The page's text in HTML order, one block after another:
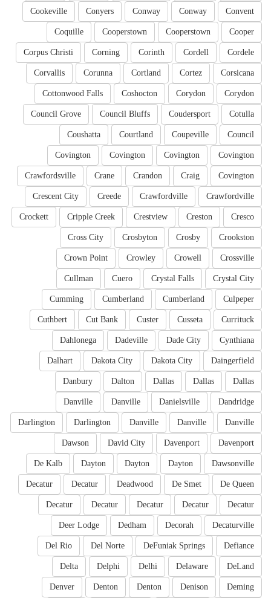
Convent
Conway
Conway
Conyers
Cookeville
Cooper
Cooperstown
Cooperstown
Coquille
Cordele
Cordell
Corinth
Corning
Corpus Christi
Corsicana
Cortez
Cortland
Corunna
Corvallis
Corydon
Corydon
Coshocton
Cottonwood Falls
Cotulla
Coudersport
Council Bluffs
Council Grove
Council
Coupeville
Courtland
Coushatta
Covington
Covington
Covington
Covington
Covington
Craig
Crandon
Crane
Crawfordsville
Crawfordville
Crawfordville
Creede
Crescent City
Cresco
Creston
Crestview
Cripple Creek
Crockett
Crookston
Crosby
Crosbyton
Cross City
Crossville
Crowell
Crowley
Crown Point
Crystal City
Crystal Falls
Cuero
Cullman
Culpeper
Cumberland
Cumberland
Cumming
Currituck
Cusseta
Custer
Cut Bank
Cuthbert
Cynthiana
Dade City
Dadeville
Dahlonega
Daingerfield
Dakota City
Dakota City
Dalhart
Dallas
Dallas
Dallas
Dalton
Danbury
Dandridge
Danielsville
Danville
Danville
Danville
Danville
Danville
Darlington
Darlington
Davenport
Davenport
David City
Dawson
Dawsonville
Dayton
Dayton
Dayton
De Kalb
De Queen
De Smet
Deadwood
Decatur
Decatur
Decatur
Decatur
Decatur
Decatur
Decatur
Decaturville
Decorah
Dedham
Deer Lodge
Defiance
DeFuniak Springs
Del Norte
Del Rio
DeLand
Delaware
Delhi
Delphi
Delta
Deming
Denison
Denton
Denton
Denver